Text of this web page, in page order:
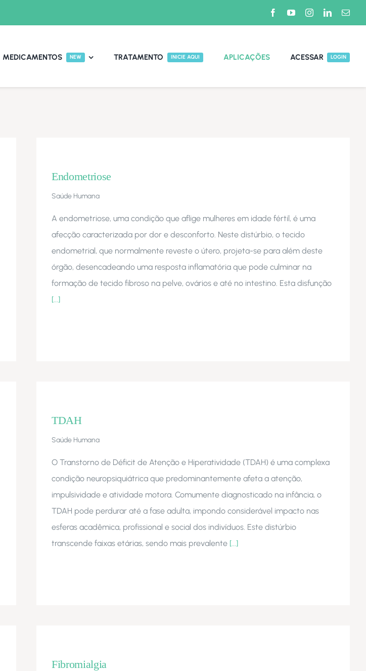
MEDICAMENTOS NEW TRATAMENTO INICIE AQUI APLICAÇÕES ACESSAR LOGIN
Endometriose
Saúde Humana
A endometriose, uma condição que aflige mulheres em idade fértil, é uma
afecção caracterizada por dor e desconforto. Neste distúrbio, o tecido
endometrial, que normalmente reveste o útero, projeta-se para além deste
órgão, desencadeando uma resposta inflamatória que pode culminar na
formação de tecido fibroso na pelve, ovários e até no intestino. Esta disfunção
[...]
TDAH
Saúde Humana
O Transtorno de Déficit de Atenção e Hiperatividade (TDAH) é uma complexa
condição neuropsiquiátrica que predominantemente afeta a atenção,
impulsividade e atividade motora. Comumente diagnosticado na infância, o
TDAH pode perdurar até a fase adulta, impondo considerável impacto nas
esferas acadêmica, profissional e social dos indivíduos. Este distúrbio
transcende faixas etárias, sendo mais prevalente [...]
Fibromialgia